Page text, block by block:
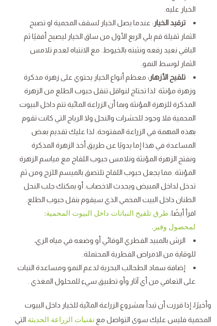
الخيار عليه.
ترقيد الخيار : عندما يصل الخيار لسقف المحمية او تصبح
الثمار ثقيلة قم بلي الربع الأول من ساق الخيار ليصبح أفقيًا ثم
الباقي نعيد رفعه ونثبته بالخيوط. مع الانتباه لعدم تلامس
الثمار لوسط النمو.
تلقيح الأزهار: معظم أنواع الخيار يحتوي على زهرة مذكرة
وزهرة مؤنثة لذا تحتاج لنواقل تنقل حبوب الطلع من الزهرة
المذكرة للزهرة المؤنثة وبما أن الزراعة المائية تتم داخل البيوت
المحمية فلا وجود للحشرات والنحل ولا الرياح التي كانت تقوم
بهذه المهمة في الزراعة المفتوحة. لذا عليك تقديم بعض
المساعدة في هذا إما يدويًا عن طريق أخذ الزهرة المذكرة
ونفتح الزهرة المؤنثة ونلامس حبوب اللقاح مع مياسم الزهرة
المؤنثة. مما يجعل حبوب اللقاح تلتصق بالميسم اللزج ومن ثم
تدخل لداخل المبيض ويحدث الاخصاب. أو يمكنك جلب النحل
الطنان داخل البيت المحمي الذي سيقوم بنقل حبوب الطلع.
اقرأ أيضًا: طرق تلقيح النباتات داخل البيوت المحمية:
لمحصول وفير.
الرش بالمبيد الفطري الوقائي أو وضعه في مياه الري،
للوقاية من الامراض الفطرية المحتملة.
إضافة سماد الطحالب البحرية لدعم النمو ومساعدة النبات
على التعافي من أي آثار وأو تطبيق سيء للمحلول المغذي .
وأخيرًا، إذا قررت أن تبدأ بمشروع الزراعة المائية للخيار داخل البيوت
المحمية فليس عليك سوى التواصل مع تقنيات الزراعة الحديثة التي